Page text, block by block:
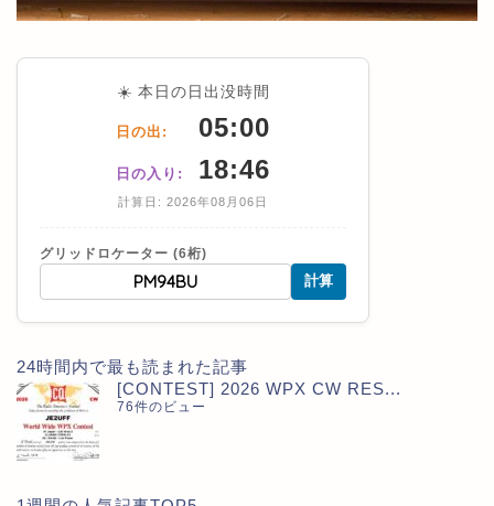
☀️ 本日の日出没時間
日の出: 05:00
日の入り: 18:46
計算日: 2026年08月06日
グリッドロケーター (6桁)
計算
24時間内で最も読まれた記事
[CONTEST] 2026 WPX CW RES...
76件のビュー